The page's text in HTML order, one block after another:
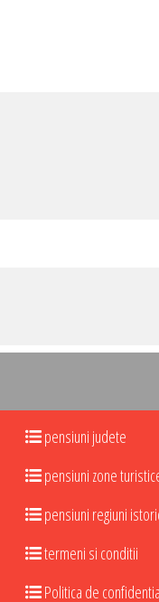
pensiuni judete
pensiuni zone
pensiuni regiuni
termeni si conditii
Politica de